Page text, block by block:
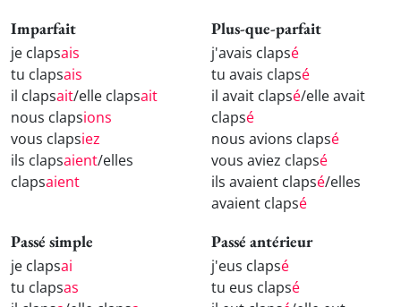
Imparfait
je clapsais
tu clapsais
il clapsait/elle clapsait
nous clapsions
vous clapsiez
ils clapsaient/elles
clapsaient
Plus-que-parfait
j'avais clapsé
tu avais clapsé
il avait clapsé/elle avait
clapsé
nous avions clapsé
vous aviez clapsé
ils avaient clapsé/elles
avaient clapsé
Passé simple
je clapsai
tu clapsas
Passé antérieur
j'eus clapsé
tu eus clapsé